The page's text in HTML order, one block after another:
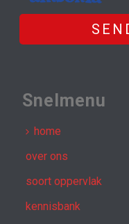
Snelmenu
home
over ons
soort oppervlak
kennisbank